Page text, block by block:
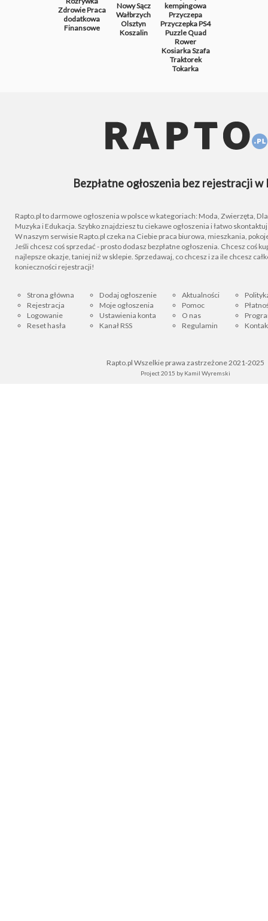
ZdrowiePraca
dodatkowa
Finansowe
Nowy Sącz
Wałbrzych
Olsztyn
Koszalin
kempingowa
Przyczepa
PrzyczepkaPS4
PuzzleQuad
Rower
KosiarkaSzafa
Traktorek
Tokarka
Bezpłatne ogłoszenia bez rejestracji w
Rapto.pl to darmowe ogłoszenia w polsce w kategoriach: Moda, Zwierzęta, Dla
Muzyka i Edukacja. Szybko znajdziesz tu ciekawe ogłoszenia i łatwo
W naszym serwisie Rapto.pl czeka na Ciebie praca biurowa, mieszkania,
Jeśli chcesz coś sprzedać - prosto dodasz bezpłatne ogłoszenia. Chcesz coś
najlepsze okazje, taniej niż w sklepie. Sprzedawaj, co chcesz i za ile chcesz
konieczności rejestracji!
Strona główna
Rejestracja
Logowanie
Reset hasła
Dodaj ogłoszenie
Moje ogłoszenia
Ustawienia konta
Kanał RSS
Aktualności
Pomoc
O nas
Regulamin
Rapto.pl Wszelkie prawa zastrzeżone 2021-2025
Project 2015 by Kamil Wyremski